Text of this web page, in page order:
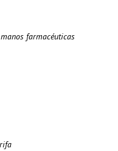
farmacéuticas